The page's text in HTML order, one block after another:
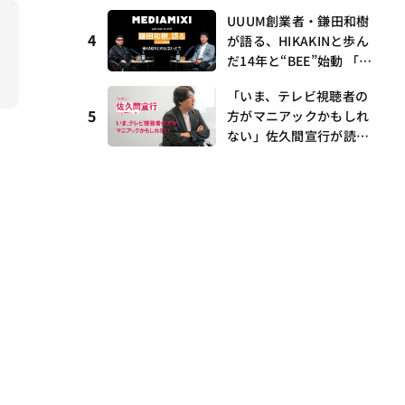
ay提携とAI時代の“つく
る”
4
UUUM創業者・鎌田和樹
が語る、HIKAKINと歩ん
だ14年と“BEE”始動 「O
——MEDIAMIXI with inte
rfm #3
5
「いま、テレビ視聴者の
方がマニアックかもしれ
ない」佐久間宣行が読み